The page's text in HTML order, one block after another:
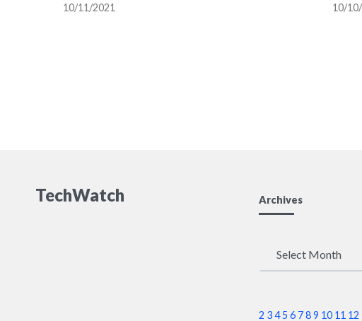
ストを拡大中
10/11/2021
さ
10/
TechWatch Archives
2 345 6 789 10 11 12